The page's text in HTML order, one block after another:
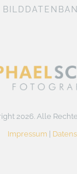
2026. Alle
Impressum